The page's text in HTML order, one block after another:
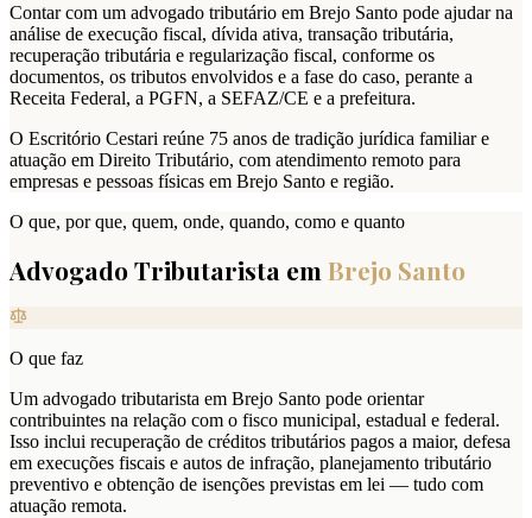
Contar com um advogado tributário em Brejo Santo pode ajudar na
análise de execução fiscal, dívida ativa, transação tributária,
recuperação tributária e regularização fiscal, conforme os
documentos, os tributos envolvidos e a fase do caso, perante a
Receita Federal, a PGFN, a SEFAZ/CE e a prefeitura.
O Escritório Cestari reúne 75 anos de tradição jurídica familiar e
atuação em Direito Tributário, com atendimento remoto para
empresas e pessoas físicas em Brejo Santo e região.
O que, por que, quem, onde, quando, como e quanto
Advogado Tributarista em Brejo Santo
O que faz
Um advogado tributarista em Brejo Santo pode orientar
contribuintes na relação com o fisco municipal, estadual e federal.
Isso inclui recuperação de créditos tributários pagos a maior, defesa
em execuções fiscais e autos de infração, planejamento tributário
preventivo e obtenção de isenções previstas em lei — tudo com
atuação remota.